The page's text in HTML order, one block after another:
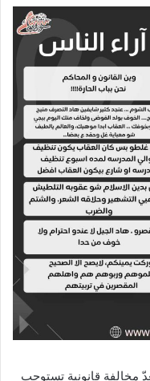
مخالفة قانونية تستوجب